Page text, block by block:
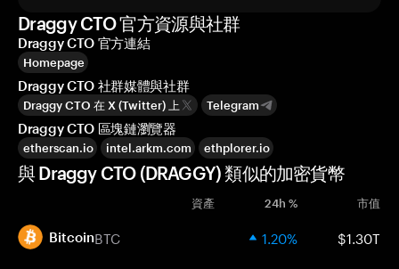
Draggy CTO 官方資源與社群
Draggy CTO 官方連結
Homepage
Draggy CTO 社群媒體與社群
Draggy CTO 在 X (Twitter) 上 Telegram
Draggy CTO 區塊鏈瀏覽器
etherscan.io intel.arkm.com ethplorer.io
與 Draggy CTO (DRAGGY) 類似的加密貨幣
資產 24h % 市值
BitcoinBTC 1.20% $1.30T